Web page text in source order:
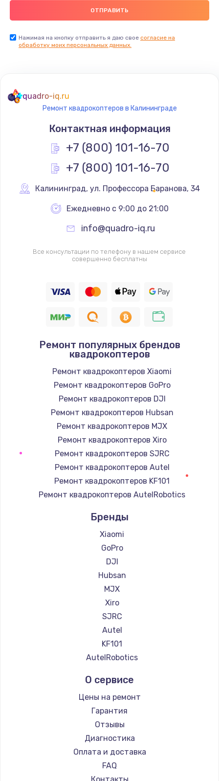
Нажимая на кнопку отправить я даю свое согласие на
обработку моих персональных данных.
quadro-iq.ru
Ремонт квадрокоптеров в Калининграде
Контактная информация
+7 (800) 101-16-70
+7 (800) 101-16-70
Калининград, ул. Профессора Баранова, 34
Ежедневно с 9:00 до 21:00
info@quadro-iq.ru
Все консультации по телефону в нашем сервисе
совершенно бесплатны
Ремонт популярных брендов
квадрокоптеров
Ремонт квадрокоптеров Xiaomi
Ремонт квадрокоптеров GoPro
Ремонт квадрокоптеров DJI
Ремонт квадрокоптеров Hubsan
Ремонт квадрокоптеров MJX
Ремонт квадрокоптеров Xiro
Ремонт квадрокоптеров SJRC
Ремонт квадрокоптеров Autel
Ремонт квадрокоптеров KF101
Ремонт квадрокоптеров AutelRobotics
Бренды
Xiaomi
GoPro
DJI
Hubsan
MJX
Xiro
SJRC
Autel
KF101
AutelRobotics
О сервисе
Цены на ремонт
Гарантия
Отзывы
Диагностика
Оплата и доставка
FAQ
Контакты